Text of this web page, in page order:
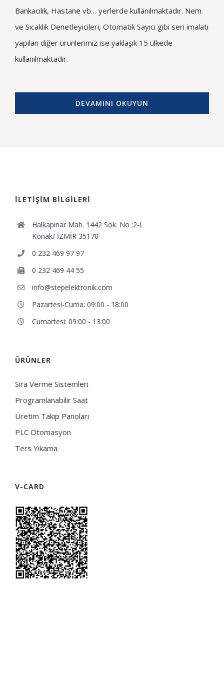
Bankacılık, Hastane vb… yerlerde kullanılmaktadır. Nem
ve Sıcaklık Denetleyicileri, Otomatik Sayıcı gibi seri imalatı
yapılan diğer ürünlerimiz ise yaklaşık 15 ülkede
kullanılmaktadır.
DEVAMINI OKUYUN
İLETİŞİM BİLGİLERİ
Halkapınar Mah. 1442 Sok. No :2-L
Konak/ İZMİR 35170
0 232 469 97 97
0 232 469 44 55
info@stepelektronik.com
Pazartesi-Cuma: 09:00 - 18:00
Cumartesi: 09:00 - 13:00
ÜRÜNLER
Sıra Verme Sistemleri
Programlanabilir Saat
Üretim Takip Panoları
PLC Otomasyon
Ters Yıkama
V-CARD